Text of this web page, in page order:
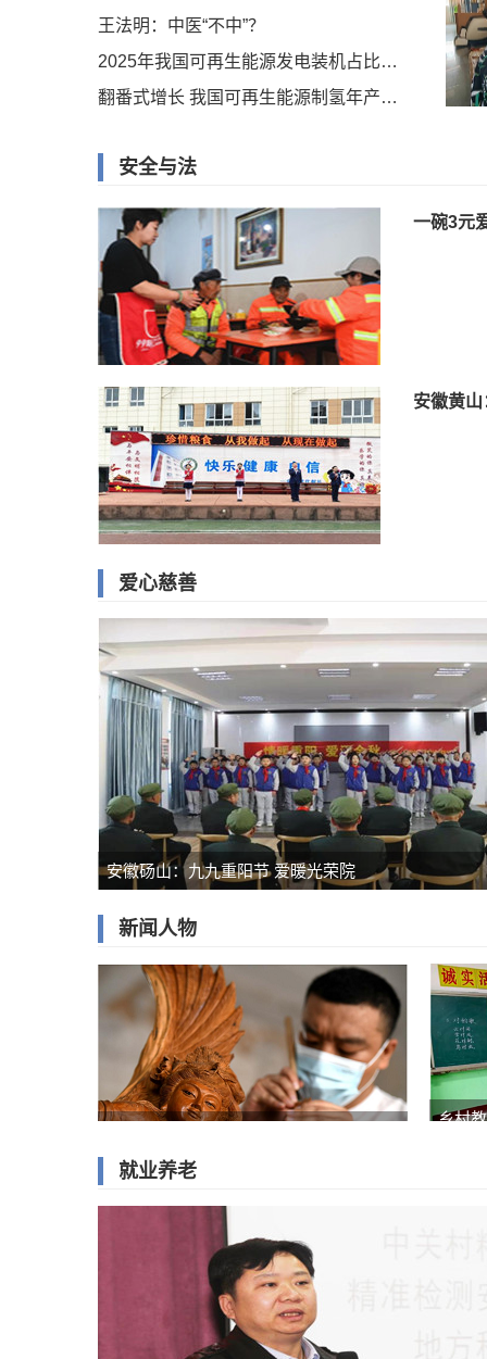
王法明：中医“不中”？
2025年我国可再生能源发电装机占比超过六成
翻番式增长 我国可再生能源制氢年产能超25万吨
安全与法
一碗3元
安徽黄
爱心慈善
安徽砀山：九九重阳节 爱暖光荣院
新闻人物
乡村
就业养老